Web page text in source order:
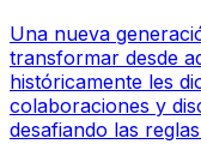
Una nueva
transformar desde
históricamente les
colaboraciones y
desafiando las